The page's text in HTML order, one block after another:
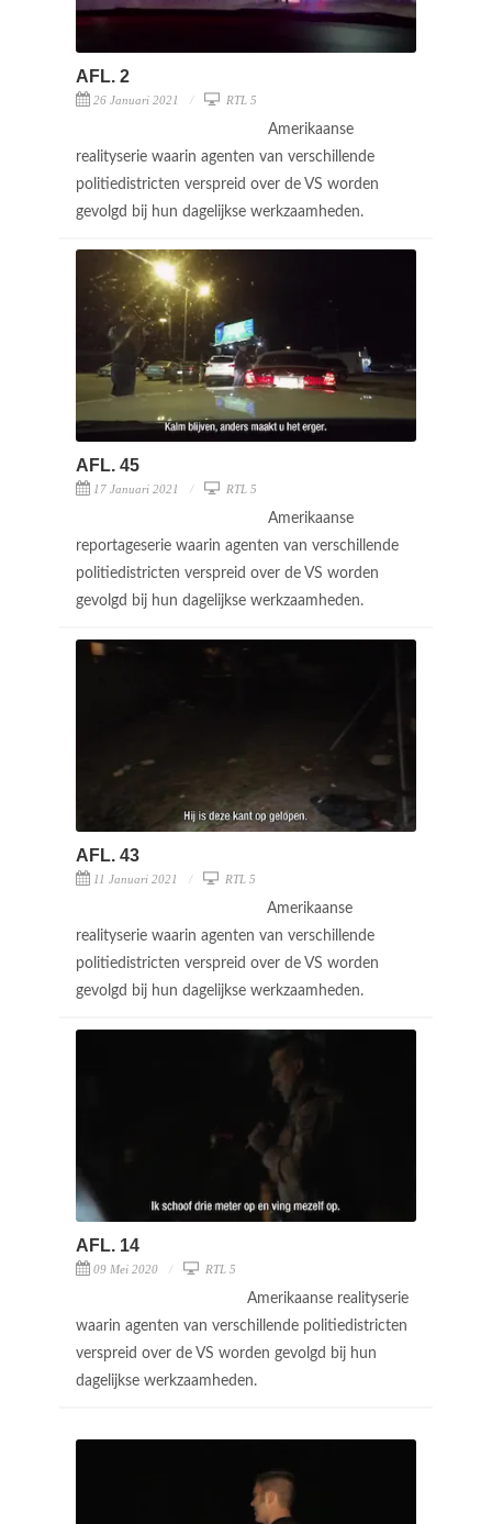
AFL. 2
26 Januari 2021 RTL 5
Amerikaanse
realityserie waarin agenten van verschillende
politiedistricten verspreid over de VS worden
gevolgd bij hun dagelijkse werkzaamheden.
AFL. 45
17 Januari 2021 RTL 5
Amerikaanse
reportageserie waarin agenten van verschillende
politiedistricten verspreid over de VS worden
gevolgd bij hun dagelijkse werkzaamheden.
AFL. 43
11 Januari 2021 RTL 5
Amerikaanse
realityserie waarin agenten van verschillende
politiedistricten verspreid over de VS worden
gevolgd bij hun dagelijkse werkzaamheden.
AFL. 14
09 Mei 2020 RTL 5
Amerikaanse realityserie
waarin agenten van verschillende politiedistricten
verspreid over de VS worden gevolgd bij hun
dagelijkse werkzaamheden.